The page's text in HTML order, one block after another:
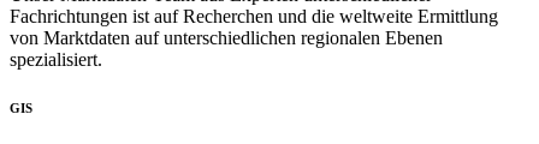
Fachrichtungen ist auf Recherchen und die weltweite Ermittlung
von Marktdaten auf unterschiedlichen regionalen Ebenen
spezialisiert.
GIS